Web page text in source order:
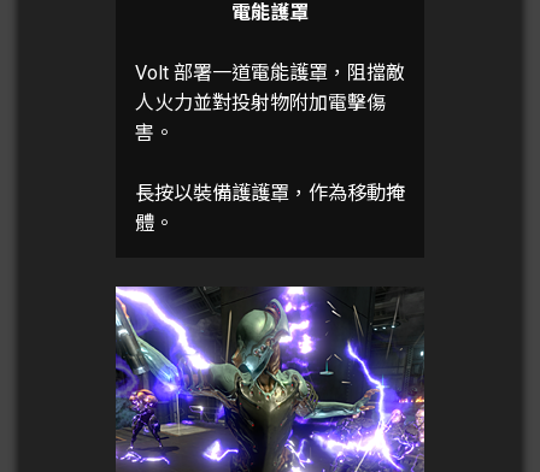
電能護罩
Volt 部署一道電能護罩，阻擋敵
人火力並對投射物附加電擊傷
害。
長按以裝備護護罩，作為移動掩
體。